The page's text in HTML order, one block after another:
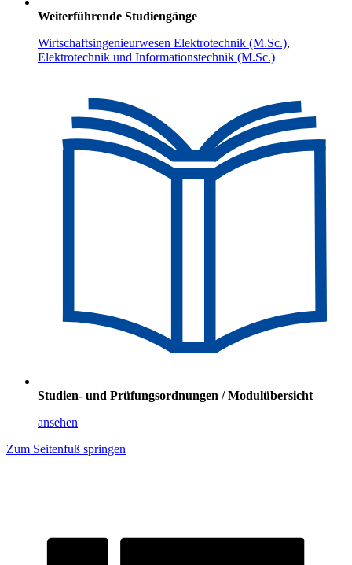
Weiterführende Studiengänge
Wirtschaftsingenieurwesen Elektrotechnik (M.Sc.),
Elektrotechnik und Informationstechnik (M.Sc.)
Studien- und Prüfungsordnungen / Modulübersicht
ansehen
Zum Seitenfuß springen